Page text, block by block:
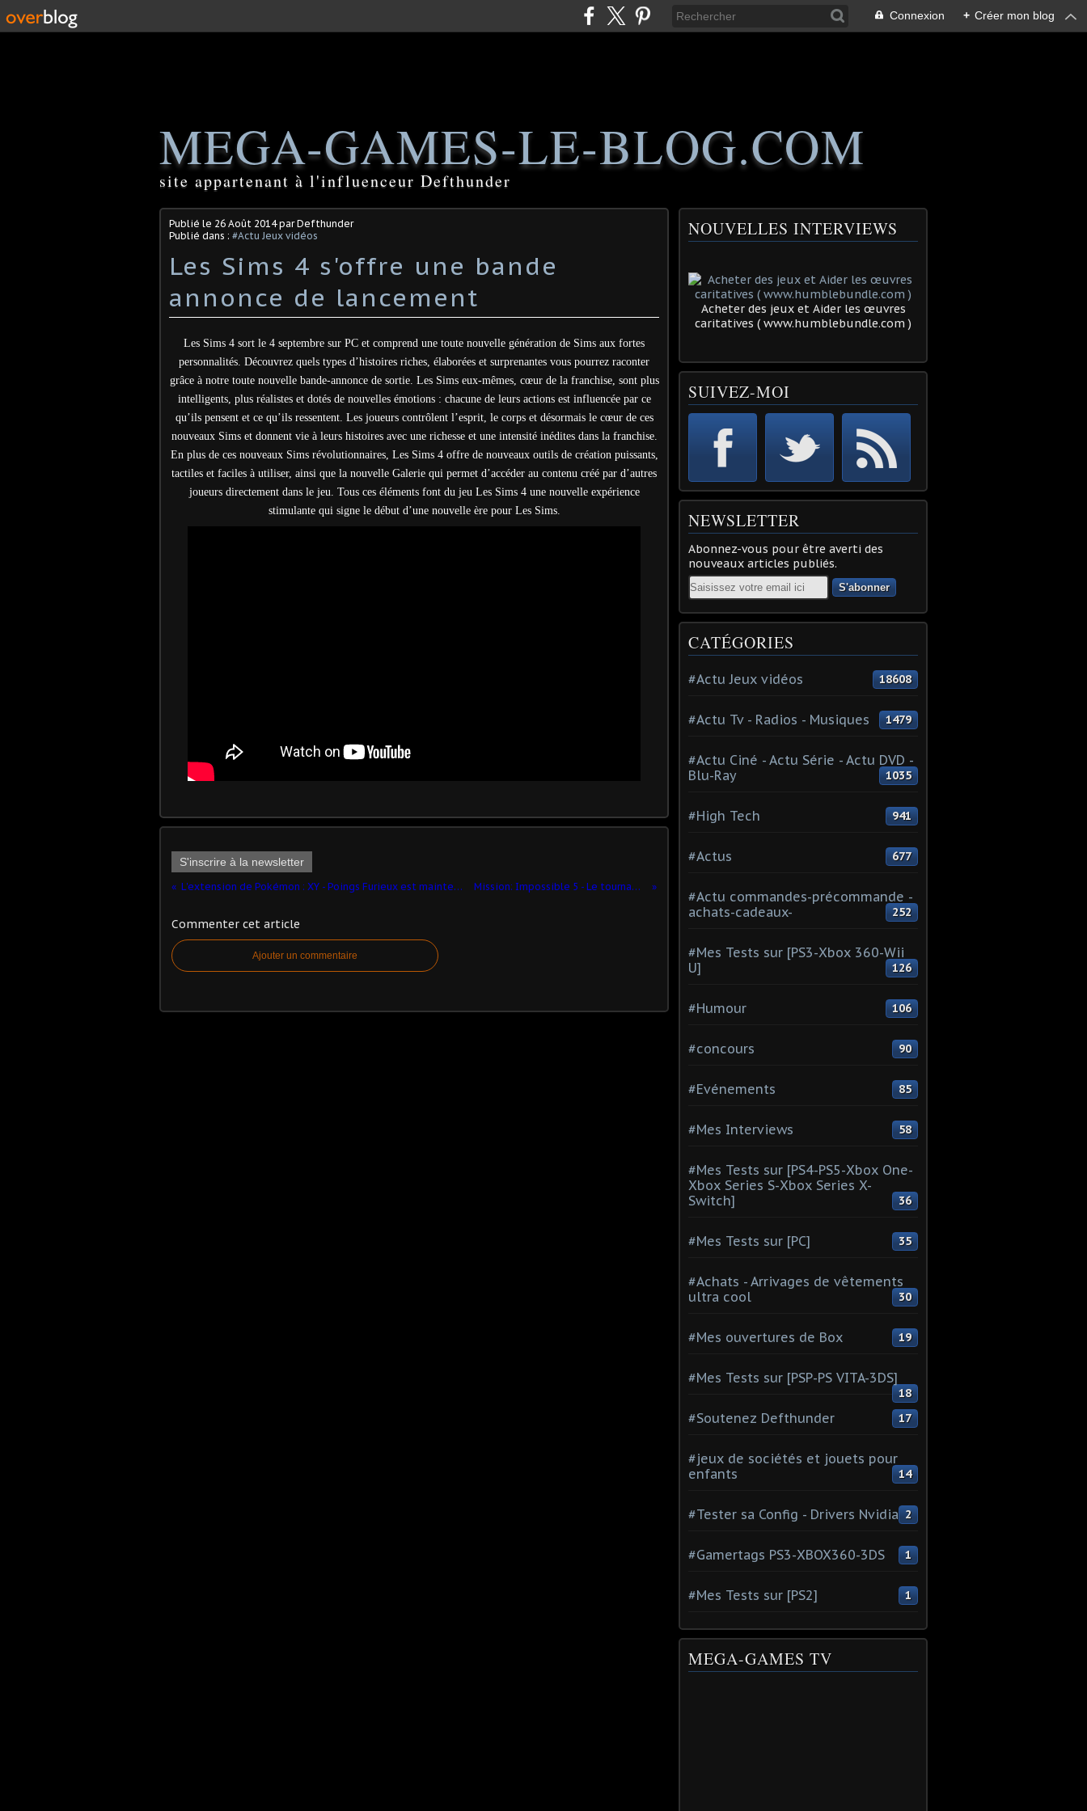
Connexion + Créer mon blog
MEGA-GAMES-LE-BLOG.COM
site appartenant à l'influenceur Defthunder
Publié le 26 Août 2014par Defthunder
Publié dans : #Actu Jeux vidéos
Les Sims 4 s'offre une bande
annonce de lancement
Les Sims 4 sort le 4 septembre sur PC et comprend une toute nouvelle génération de Sims aux fortes
personnalités. Découvrez quels types d’histoires riches, élaborées et surprenantes vous pourrez raconter
grâce à notre toute nouvelle bande-annonce de sortie. Les Sims eux-mêmes, cœur de la franchise, sont plus
intelligents, plus réalistes et dotés de nouvelles émotions : chacune de leurs actions est influencée par ce
qu’ils pensent et ce qu’ils ressentent. Les joueurs contrôlent l’esprit, le corps et désormais le cœur de ces
nouveaux Sims et donnent vie à leurs histoires avec une richesse et une intensité inédites dans la franchise.
En plus de ces nouveaux Sims révolutionnaires, Les Sims 4 offre de nouveaux outils de création puissants,
tactiles et faciles à utiliser, ainsi que la nouvelle Galerie qui permet d’accéder au contenu créé par d’autres
joueurs directement dans le jeu. Tous ces éléments font du jeu Les Sims 4 une nouvelle expérience
stimulante qui signe le début d’une nouvelle ère pour Les Sims.
S'inscrire à la newsletter
L'extension de Pokémon : XY - Poings Furieux est maintenant disponible !‏ Mission: Impossible 5 - Le tournage a débuté
Commenter cet article
Ajouter un commentaire
NOUVELLES INTERVIEWS
Acheter des jeux et Aider les œuvres
caritatives ( www.humblebundle.com )
SUIVEZ-MOI
NEWSLETTER
Abonnez-vous pour être averti des
nouveaux articles publiés.
Email
CATÉGORIES
#Actu Jeux vidéos 18608
#Actu Tv - Radios - Musiques 1479
#Actu Ciné - Actu Série - Actu DVD -
Blu-Ray
1035
#High Tech 941
#Actus 677
#Actu commandes-précommande -
achats-cadeaux-
252
#Mes Tests sur [PS3-Xbox 360-Wii
U]
126
#Humour 106
#concours 90
#Evénements 85
#Mes Interviews 58
#Mes Tests sur [PS4-PS5-Xbox One-
Xbox Series S-Xbox Series X-
Switch]
36
#Mes Tests sur [PC] 35
#Achats - Arrivages de vêtements
ultra cool
30
#Mes ouvertures de Box 19
#Mes Tests sur [PSP-PS VITA-3DS]
18
#Soutenez Defthunder 17
#jeux de sociétés et jouets pour
enfants
14
#Tester sa Config - Drivers Nvidia 2
#Gamertags PS3-XBOX360-3DS 1
#Mes Tests sur [PS2] 1
MEGA-GAMES TV